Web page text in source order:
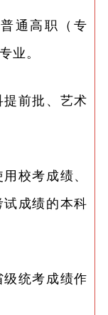
通高职（专
业。
提前批、艺术
校考成绩、
成绩的本科
统考成绩作